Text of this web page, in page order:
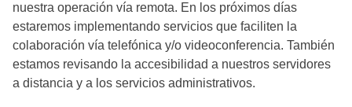
nuestra operación vía remota. En los próximos días
estaremos implementando servicios que faciliten la
colaboración vía telefónica y/o videoconferencia. También
estamos revisando la accesibilidad a nuestros servidores
a distancia y a los servicios administrativos.